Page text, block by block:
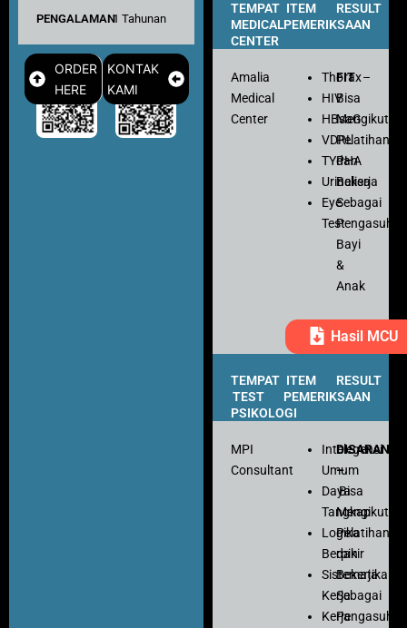
PENGALAMAN: 1 Tahunan
ORDER
HERE
KONTAK
KAMI
TEMPAT
MEDICAL
CENTER
ITEM
PEMERIKSAAN
RESULT
Amalia
Medical
Center
Thorax
HIV
HBsaG
VDRL
TYPHA
Urinalisa
Eye
Test
FIT–
Bisa
Mengikuti
Pelatihan
dan
Bekerja
Sebagai
Pengasuh
Bayi
&
Anak
Hasil MCU
TEMPAT
TEST
PSIKOLOGI
ITEM
PEMERIKSAAN
RESULT
MPI
Consultant
Intelegensi
Umum
Daya
Tangkap
Logika
Berpikir
Sistematika
Kerja
Kerja
–
Bisa
Mengikuti
Pelatihan
dan
Bekerja
Sebagai
Pengasuh